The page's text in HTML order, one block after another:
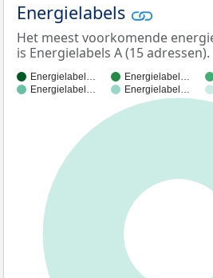
Energielabels
Het meest voorkomende
is Energielabels A (15 adressen).
Energielabel… Energielabel…
Energielabel…
Energielabel…